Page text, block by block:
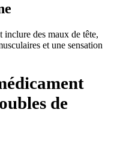
inclure des maux de tête,
et une sensation
de